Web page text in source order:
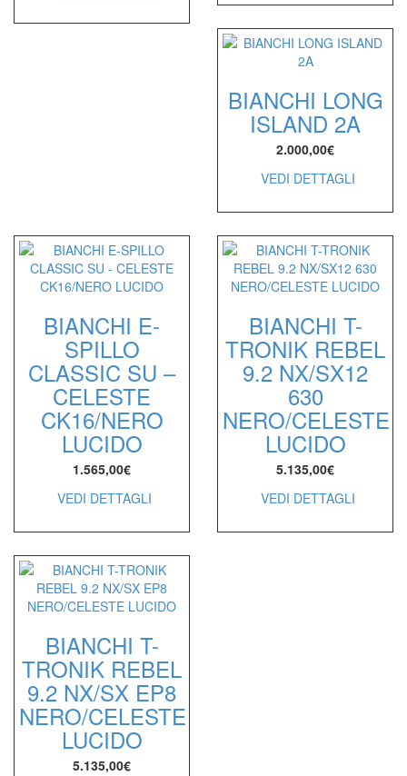
BIANCHI LONG
ISLAND 2A
2.000,00€
VEDI DETTAGLI
BIANCHI E-
SPILLO
CLASSIC SU –
CELESTE
CK16/NERO
LUCIDO
1.565,00€
VEDI DETTAGLI
BIANCHI T-
TRONIK REBEL
9.2 NX/SX12
630
NERO/CELESTE
LUCIDO
5.135,00€
VEDI DETTAGLI
BIANCHI T-
TRONIK REBEL
9.2 NX/SX EP8
NERO/CELESTE
LUCIDO
5.135,00€